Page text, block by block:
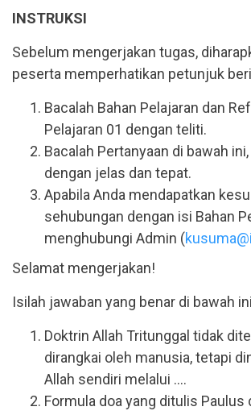
INSTRUKSI
Sebelum mengerjakan tugas,
peserta memperhatikan petunjuk
Bacalah Bahan Pelajaran dan
Pelajaran 01 dengan teliti.
Bacalah Pertanyaan di bawah
dengan jelas dan tepat.
Apabila Anda mendapatkan
sehubungan dengan isi Bahan
menghubungi Admin (
Selamat mengerjakan!
Isilah jawaban yang benar di bawah
Doktrin Allah Tritunggal tidak
dirangkai oleh manusia, tetapi
Allah sendiri melalui ....
Formula doa yang ditulis Paulus